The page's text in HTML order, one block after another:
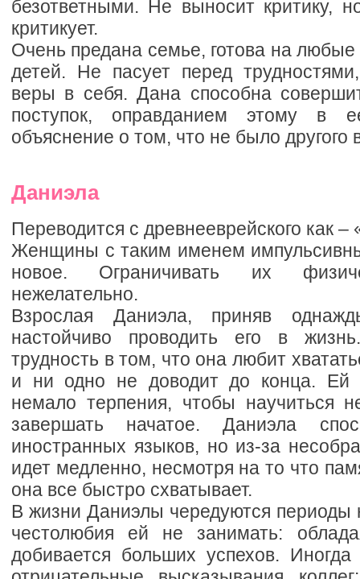
безответными. Не выносит критику,
критикует.
Очень предана семье, готова на
детей. Не пасует перед
веры в себя. Дана способна
поступок, оправданием этому в
объяснение о том, что не было другого
Даниэла
Переводится с древнееврейского как –
Женщины с таким именем
новое. Ограничивать их
нежелательно.
Взрослая Даниэла, приняв
настойчиво проводить его в
трудность в том, что она любит
и ни одно не доводит до конца. Ей
немало терпения, чтобы научиться
завершать начатое. Даниэла
иностранных языков, но из-за
идет медленно, несмотря на то что
она все быстро схватывает.
В жизни Даниэлы чередуются периоды
честолюбия ей не занимать:
добивается больших успехов.